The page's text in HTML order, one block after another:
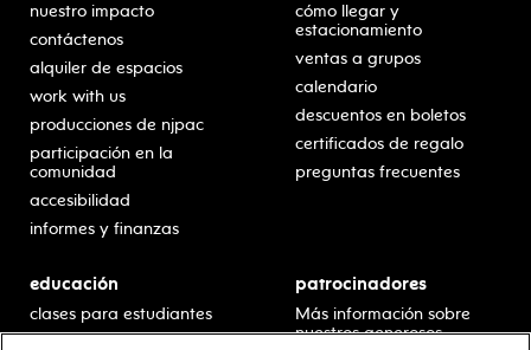
nuestro impacto
contáctenos
alquiler de espacios
work with us
producciones de njpac
participación en la
comunidad
accesibilidad
informes y finanzas
cómo llegar y
estacionamiento
ventas a grupos
calendario
descuentos en boletos
certificados de regalo
preguntas frecuentes
educación
clases para estudiantes
patrocinadores
Más información sobre
nuestros generosos